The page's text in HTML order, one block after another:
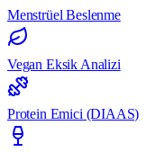
Menstrüel Beslenme
Vegan Eksik Analizi
Protein Emici (DIAAS)